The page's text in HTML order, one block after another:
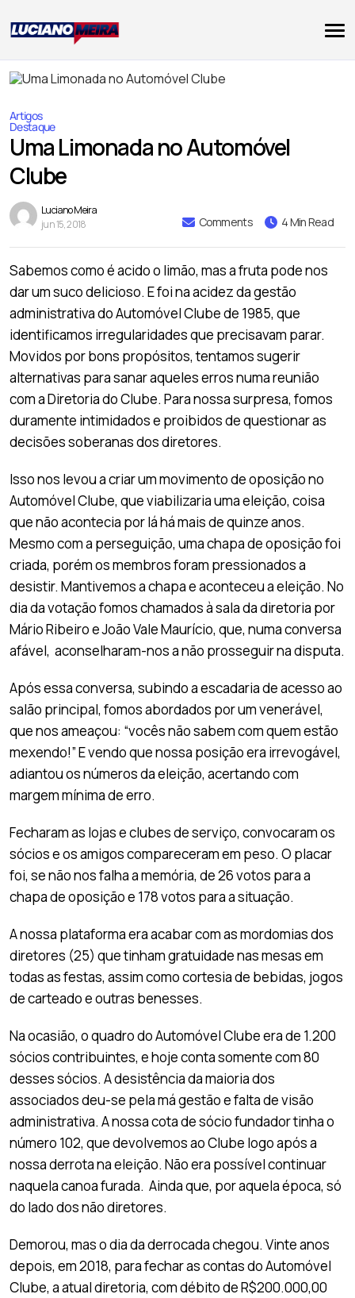
Artigos
Destaque
Uma Limonada no Automóvel
Clube
Luciano Meira
jun 15, 2018
Comments 4 Min Read
Sabemos como é acido o limão, mas a fruta pode nos
dar um suco delicioso. E foi na acidez da gestão
administrativa do Automóvel Clube de 1985, que
identificamos irregularidades que precisavam parar.
Movidos por bons propósitos, tentamos sugerir
alternativas para sanar aqueles erros numa reunião
com a Diretoria do Clube. Para nossa surpresa, fomos
duramente intimidados e proibidos de questionar as
decisões soberanas dos diretores.
Isso nos levou a criar um movimento de oposição no
Automóvel Clube, que viabilizaria uma eleição, coisa
que não acontecia por lá há mais de quinze anos.
Mesmo com a perseguição, uma chapa de oposição foi
criada, porém os membros foram pressionados a
desistir. Mantivemos a chapa e aconteceu a eleição. No
dia da votação fomos chamados à sala da diretoria por
Mário Ribeiro e João Vale Maurício, que, numa conversa
afável, aconselharam-nos a não prosseguir na disputa.
Após essa conversa, subindo a escadaria de acesso ao
salão principal, fomos abordados por um venerável,
que nos ameaçou: “vocês não sabem com quem estão
mexendo!” E vendo que nossa posição era irrevogável,
adiantou os números da eleição, acertando com
margem mínima de erro.
Fecharam as lojas e clubes de serviço, convocaram os
sócios e os amigos compareceram em peso. O placar
foi, se não nos falha a memória, de 26 votos para a
chapa de oposição e 178 votos para a situação.
A nossa plataforma era acabar com as mordomias dos
diretores (25) que tinham gratuidade nas mesas em
todas as festas, assim como cortesia de bebidas, jogos
de carteado e outras benesses.
Na ocasião, o quadro do Automóvel Clube era de 1.200
sócios contribuintes, e hoje conta somente com 80
desses sócios. A desistência da maioria dos
associados deu-se pela má gestão e falta de visão
administrativa. A nossa cota de sócio fundador tinha o
número 102, que devolvemos ao Clube logo após a
nossa derrota na eleição. Não era possível continuar
naquela canoa furada. Ainda que, por aquela época, só
do lado dos não diretores.
Demorou, mas o dia da derrocada chegou. Vinte anos
depois, em 2018, para fechar as contas do Automóvel
Clube, a atual diretoria, com débito de R$200.000,00